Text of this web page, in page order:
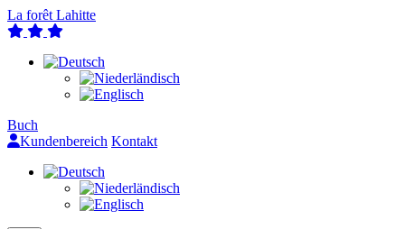
La forêt Lahitte
Buch
Kundenbereich Kontakt